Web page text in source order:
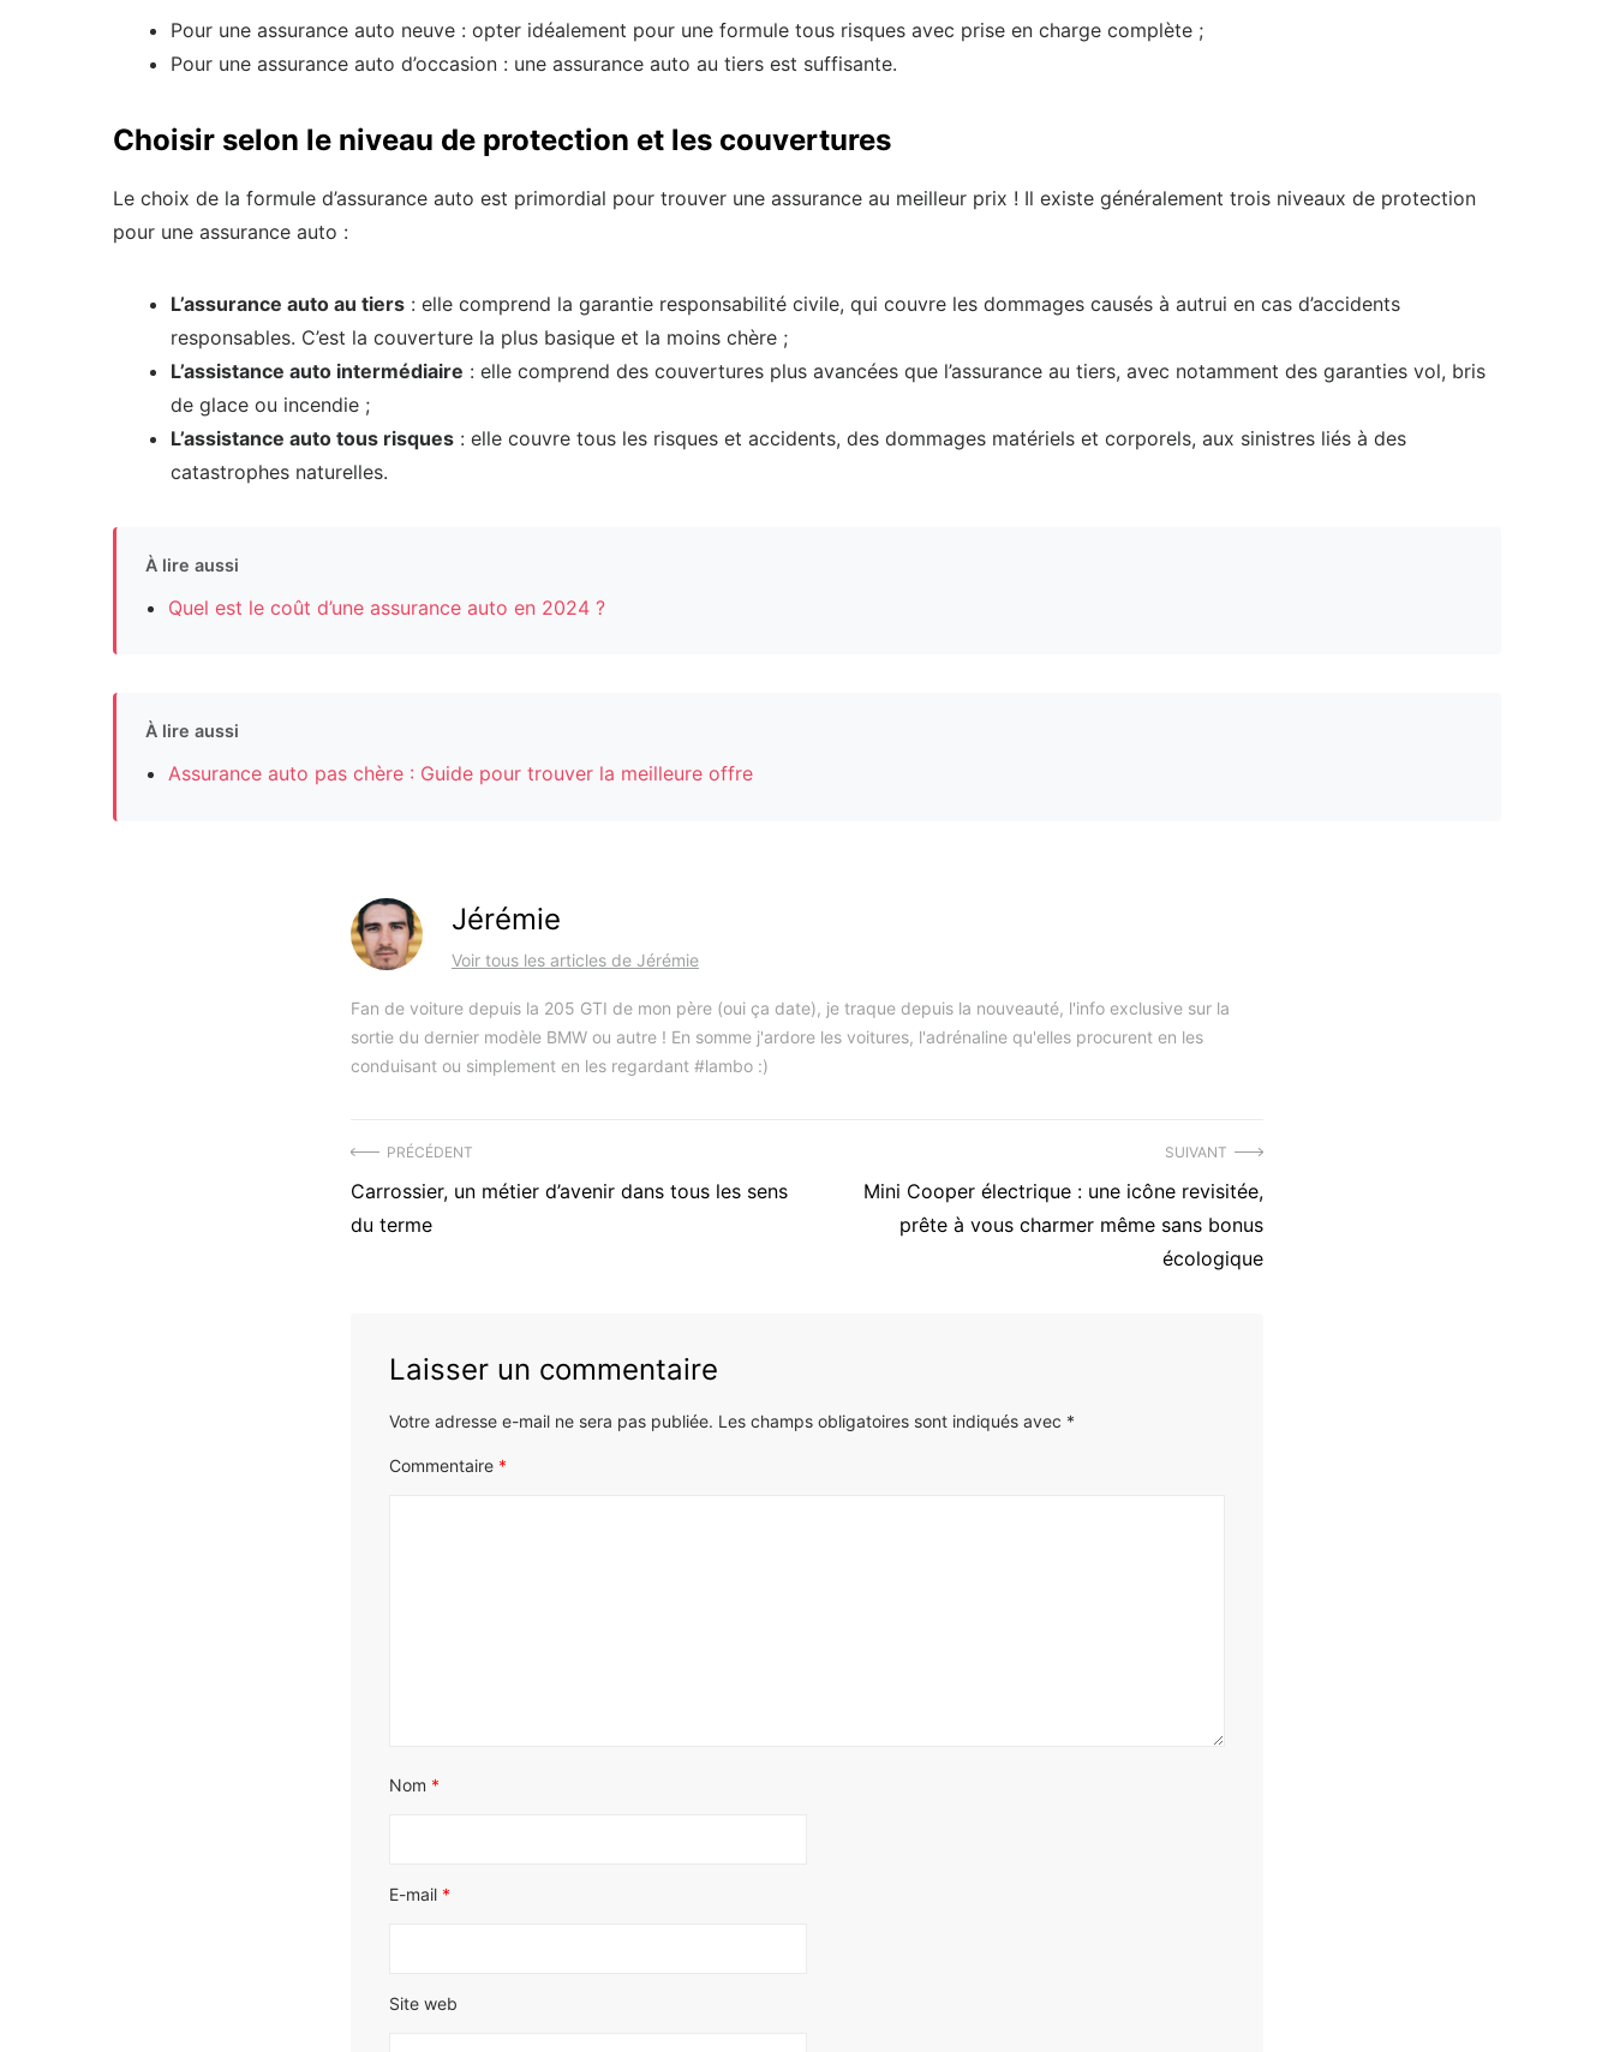
Pour une assurance auto neuve : opter idéalement pour une formule tous risques avec prise en charge complète ;
Pour une assurance auto d’occasion : une assurance auto au tiers est suffisante.
Choisir selon le niveau de protection et les couvertures
Le choix de la formule d’assurance auto est primordial pour trouver une assurance au meilleur prix ! Il existe généralement trois niveaux de protection
pour une assurance auto :
L’assurance auto au tiers : elle comprend la garantie responsabilité civile, qui couvre les dommages causés à autrui en cas d’accidents
responsables. C’est la couverture la plus basique et la moins chère ;
L’assistance auto intermédiaire : elle comprend des couvertures plus avancées que l’assurance au tiers, avec notamment des garanties vol, bris
de glace ou incendie ;
L’assistance auto tous risques : elle couvre tous les risques et accidents, des dommages matériels et corporels, aux sinistres liés à des
catastrophes naturelles.
À lire aussi
Quel est le coût d’une assurance auto en 2024 ?
À lire aussi
Assurance auto pas chère : Guide pour trouver la meilleure offre
Jérémie
Voir tous les articles de Jérémie
Fan de voiture depuis la 205 GTI de mon père (oui ça date), je traque depuis la nouveauté, l'info exclusive sur la
sortie du dernier modèle BMW ou autre ! En somme j'ardore les voitures, l'adrénaline qu'elles procurent en les
conduisant ou simplement en les regardant #lambo :)
Navigation
de
PRÉCÉDENT
Précédent
article
Carrossier, un métier d’avenir dans tous les sens
du terme
SUIVANT
ArticleMini Cooper électrique : une icône revisitée,
prête à vous charmer même sans bonus
écologique
Laisser un commentaire
Votre adresse e-mail ne sera pas publiée. Les champs obligatoires sont indiqués avec *
Commentaire *
Nom *
E-mail *
Site web